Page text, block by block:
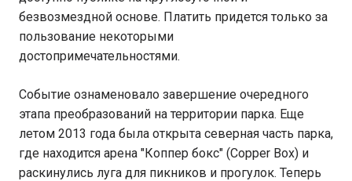
безвозмездной основе. Платить придется только за
пользование некоторыми
достопримечательностями.
Событие ознаменовало завершение очередного
этапа преобразований на территории парка. Еще
летом 2013 года была открыта северная часть парка,
где находится арена "Коппер бокс" (Copper Box) и
раскинулись луга для пикников и прогулок. Теперь